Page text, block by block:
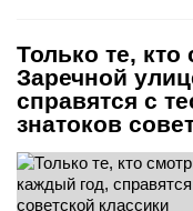
Только те,
Заречной
справятся с
знатоков